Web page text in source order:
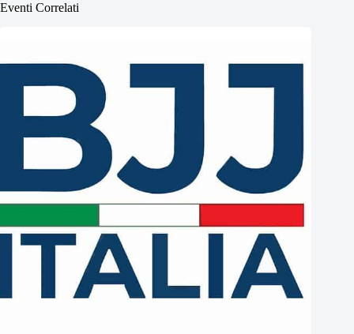
Eventi Correlati